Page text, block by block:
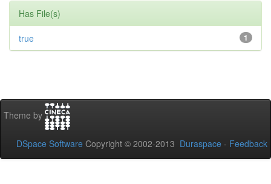
Has File(s)
1
true
Theme by
DSpace Software Copyright © 2002-2013 Duraspace - Feedback